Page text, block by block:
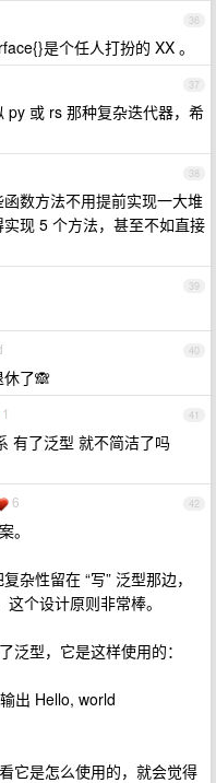
36
是个任人打扮的 XX 。
37
py 或 rs 那种复杂迭代器，希
38
数方法不用提前实现一大堆
现 5 个方法，甚至不如直接
39
40
休了🙈
41
1
有了泛型 就不简洁了吗
42
6
。
杂性留在 “写” 泛型那边，
个设计原则非常棒。
泛型，它是这样使用的：
出 Hello, world
它是怎么使用的，就会觉得